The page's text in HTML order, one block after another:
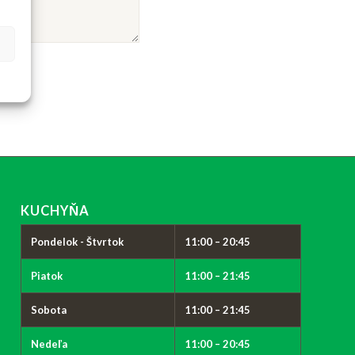
KUCHYŇA
Pondelok - Štvrtok 11:00 – 20:45
Piatok 11:00 – 21:45
Sobota 11:00 – 21:45
Nedeľa 11:00 – 20:45